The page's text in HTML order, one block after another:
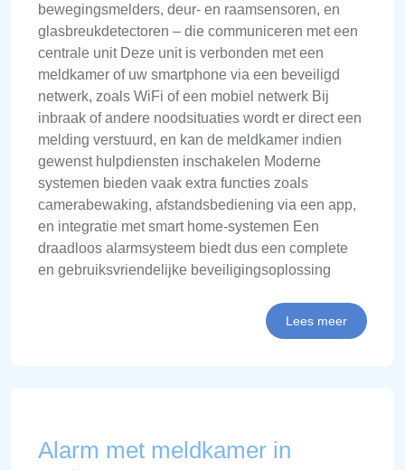
bewegingsmelders, deur- en raamsensoren, en
glasbreukdetectoren – die communiceren met een
centrale unit Deze unit is verbonden met een
meldkamer of uw smartphone via een beveiligd
netwerk, zoals WiFi of een mobiel netwerk Bij
inbraak of andere noodsituaties wordt er direct een
melding verstuurd, en kan de meldkamer indien
gewenst hulpdiensten inschakelen Moderne
systemen bieden vaak extra functies zoals
camerabewaking, afstandsbediening via een app,
en integratie met smart home-systemen Een
draadloos alarmsysteem biedt dus een complete
en gebruiksvriendelijke beveiligingsoplossing
Lees meer
Alarm met meldkamer in